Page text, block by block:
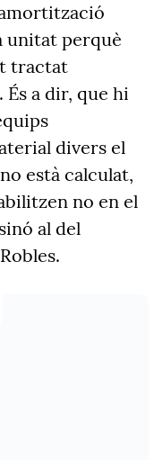
unitat perquè
tractat
a dir, que hi
divers el
està calculat,
no en el
al del